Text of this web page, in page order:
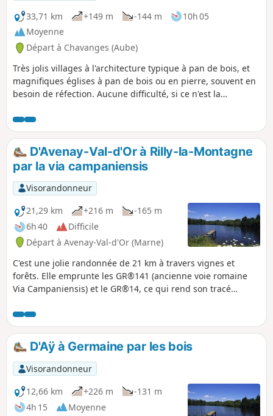
33,71 km +149 m -144 m
10h 05
Moyenne
Départ à Chavanges (Aube)
Très jolis villages à l'architecture typique à pan de bois, et
magnifiques églises à pan de bois ou en pierre, souvent en
besoin de réfection. Aucune difficulté, si ce n'est la
D'Avenay-Val-d'Or à Rilly-la-Montagne
par la via campaniensis
Visorandonneur
21,29 km
+216 m
-165 m
6h 40
Difficile
Départ à Avenay-Val-d'Or (Marne)
C'est une jolie randonnée de 21 km à travers vignes et
forêts. Elle emprunte les GR®141 (ancienne voie romaine
Via Campaniensis) et le GR®14, ce qui rend son tracé
laisse les voitures à la gare d'Avenay-Val-d'Or et on y
retourne en TER depuis Rilly-la-Montagne. Bien qu'on
emprunte le chemin de Compostelle, on y est divinement
tranquille. En semaine à part un ou deux forestiers, vous ne
croiserez que des chevreuils.
D'Aÿ à Germaine par les bois
Visorandonneur
12,66 km
+226 m
-131 m
4h 15
Moyenne